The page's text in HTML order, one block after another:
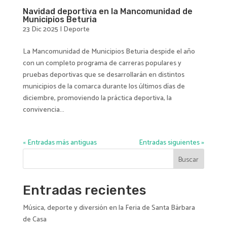
Navidad deportiva en la Mancomunidad de
Municipios Beturia
23 Dic 2025 | Deporte
La Mancomunidad de Municipios Beturia despide el año
con un completo programa de carreras populares y
pruebas deportivas que se desarrollarán en distintos
municipios de la comarca durante los últimos días de
diciembre, promoviendo la práctica deportiva, la
convivencia...
« Entradas más antiguas
Entradas siguientes »
Buscar
Entradas recientes
Música, deporte y diversión en la Feria de Santa Bárbara
de Casa